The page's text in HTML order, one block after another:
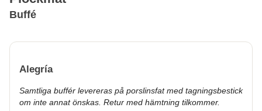
Buffé
Alegría
Samtliga buffér levereras på porslinsfat med tagningsbestick
om inte annat önskas. Retur med hämtning tilkommer.